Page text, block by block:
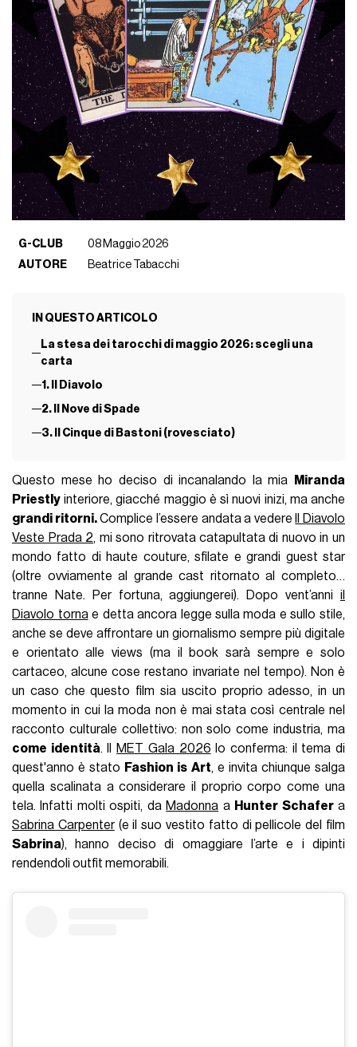
G-CLUB
08 Maggio 2026
AUTORE
Beatrice Tabacchi
IN QUESTO ARTICOLO
La stesa dei tarocchi di maggio 2026: scegli una
carta
1. Il Diavolo
2. Il Nove di Spade
3. Il Cinque di Bastoni (rovesciato)
Questo mese ho deciso di incanalando la mia
Miranda
Priestly interiore, giacché maggio è sì nuovi inizi, ma anche
grandi ritorni.Complice l’essere andata a vedere
Il Diavolo
Veste Prada 2, mi sono ritrovata catapultata di nuovo in un
mondo fatto di haute couture, sfilate e grandi guest star
(oltre ovviamente al grande cast ritornato al completo…
tranne Nate. Per fortuna, aggiungerei). Dopo vent’anni il
Diavolo tornae detta ancora legge sulla moda e sullo stile,
anche se deve aﬀrontare un giornalismo sempre più digitale
e orientato alle views (ma il book sarà sempre e solo
cartaceo, alcune cose restano invariate nel tempo). Non è
un caso che questo film sia uscito proprio adesso, in un
momento in cui la moda non è mai stata così centrale nel
racconto culturale collettivo: non solo come industria, ma
come identità. Il MET Gala 2026 lo conferma: il tema di
quest'anno è stato Fashion is Art, e invita chiunque salga
quella scalinata a considerare il proprio corpo come una
tela. Infatti molti ospiti, da Madonna a Hunter Schafera
Sabrina Carpenter(e il suo vestito fatto di pellicole del film
Sabrina), hanno deciso di omaggiare l’arte e i dipinti
rendendoli outfit memorabili.